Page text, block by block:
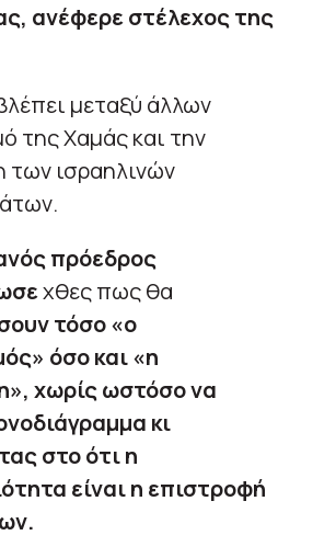
ανέφερε στέλεχος της
μεταξύ άλλων
της Χαμάς και την
ισραηλινών
πρόεδρος
χθες πως θα
τόσο «ο
όσο και «η
χωρίς ωστόσο να
κι
στο ότι η
είναι η επιστροφή